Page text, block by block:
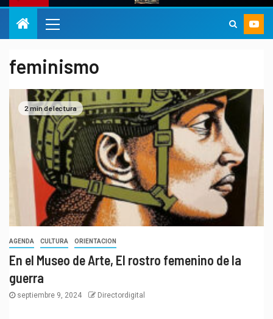
feminismo
2 min de lectura
AGENDA CULTURA ORIENTACION
En el Museo de Arte, El rostro femenino de la
guerra
septiembre 9, 2024 Directordigital